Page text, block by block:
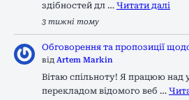
здібностей дл … Читати далі
3 тижні тому
Обговорення та пропозиції
від Artem Markin
Вітаю спільноту! Я працюю над
перекладом відомого веб …